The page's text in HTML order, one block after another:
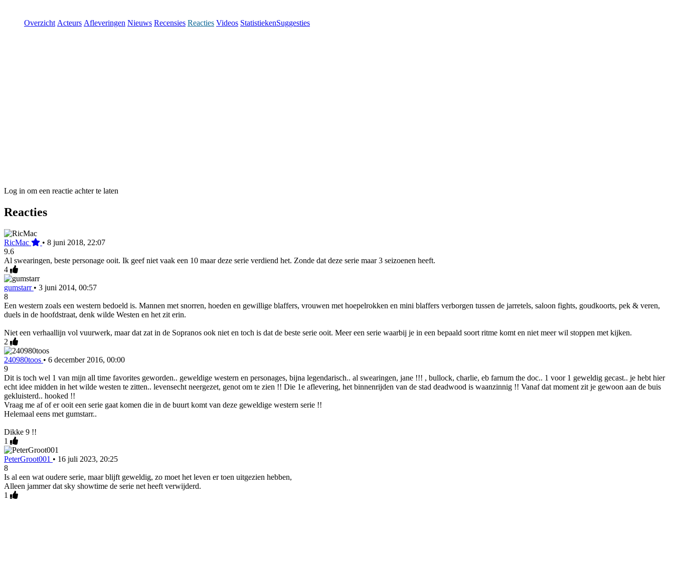
Overzicht Acteurs Afleveringen Nieuws Recensies Reacties Videos StatistiekenSuggesties
Log in om een reactie achter te laten
Reacties
RicMac • 8 juni 2018, 22:07
9.6
Al swearingen, beste personage ooit. Ik geef niet vaak een 10 maar deze serie verdiend het. Zonde dat deze serie maar 3 seizoenen heeft.
4
gumstarr • 3 juni 2014, 00:57
8
Een western zoals een western bedoeld is. Mannen met snorren, hoeden en gewillige blaffers, vrouwen met hoepelrokken en mini blaffers verborgen tussen de jarretels, saloon fights, goudkoorts, pek & veren,
duels in de hoofdstraat, denk wilde Westen en het zit erin.
Niet een verhaallijn vol vuurwerk, maar dat zat in de Sopranos ook niet en toch is dat de beste serie ooit. Meer een serie waarbij je in een bepaald soort ritme komt en niet meer wil stoppen met kijken.
2
240980toos • 6 december 2016, 00:00
9
Dit is toch wel 1 van mijn all time favorites geworden.. geweldige western en personages, bijna legendarisch.. al swearingen, jane !!! , bullock, charlie, eb farnum the doc.. 1 voor 1 geweldig gecast.. je hebt hier
echt idee midden in het wilde westen te zitten.. levensecht neergezet, genot om te zien !! Die 1e aflevering, het binnenrijden van de stad deadwood is waanzinnig !! Vanaf dat moment zit je gewoon aan de buis
gekluisterd.. hooked !!
Vraag me af of er ooit een serie gaat komen die in de buurt komt van deze geweldige western serie !!
Helemaal eens met gumstarr..
Dikke 9 !!
1
PeterGroot001 • 16 juli 2023, 20:25
8
Is al een wat oudere serie, maar blijft geweldig, zo moet het leven er toen uitgezien hebben,
Alleen jammer dat sky showtime de serie net heeft verwijderd.
1